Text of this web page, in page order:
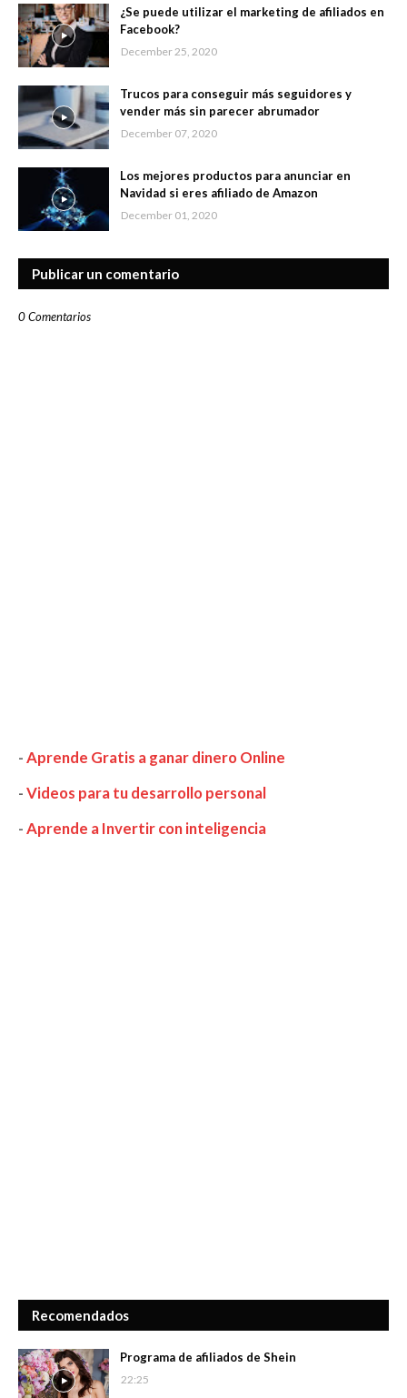
¿Se puede utilizar el marketing de afiliados en
Facebook?
December 25, 2020
Trucos para conseguir más seguidores y
vender más sin parecer abrumador
December 07, 2020
Los mejores productos para anunciar en
Navidad si eres afiliado de Amazon
December 01, 2020
Publicar un comentario
0 Comentarios
-Aprende Gratis a ganar dinero Online
-Videos para tu desarrollo personal
-Aprende a Invertir con inteligencia
Recomendados
Programa de afiliados de Shein
22:25